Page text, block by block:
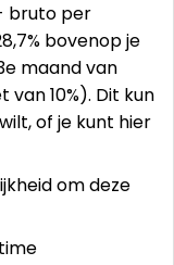
bruto per
bovenop je
maand van
van 10%). Dit kun
of je kunt hier
om deze